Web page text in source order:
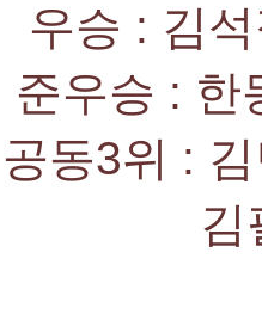
우승 : 김석
준우승 : 한
공동3위 :
김필수/